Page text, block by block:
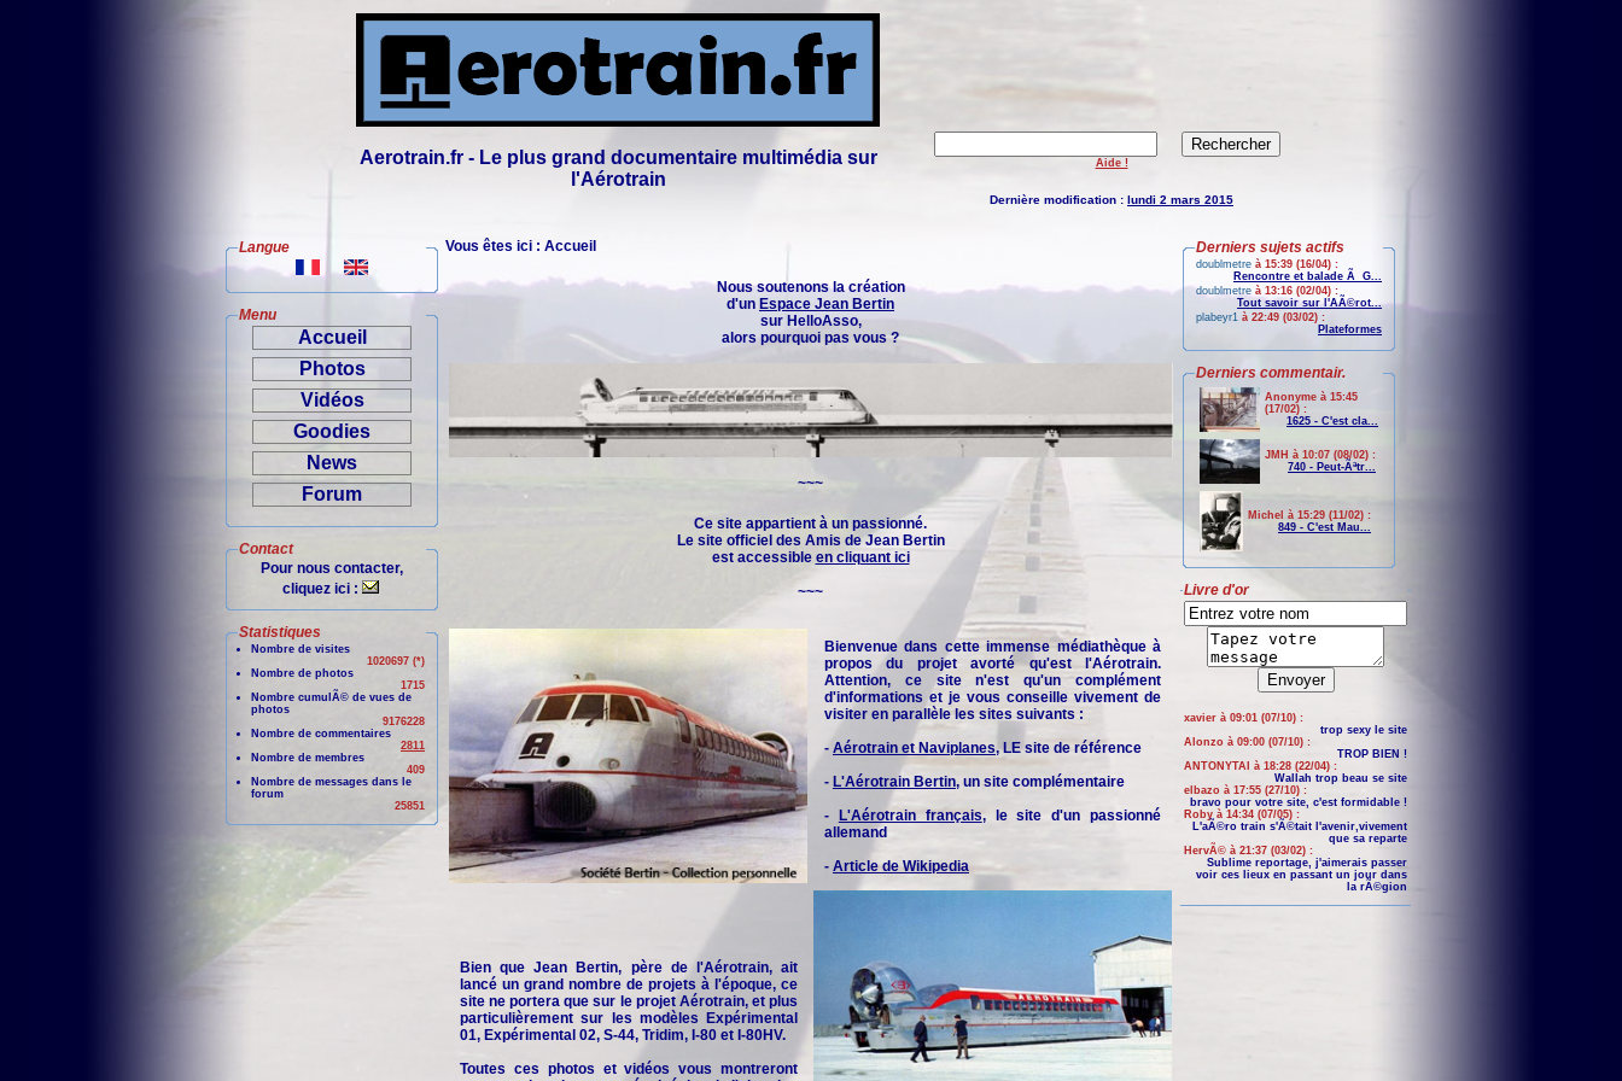
Aerotrain.fr - Le plus grand documentaire multimédia sur
l'Aérotrain
Aide !
Dernière modification : lundi 2 mars 2015
Langue
Menu
Accueil
Photos
Vidéos
Goodies
News
Forum
Contact
Pour nous contacter,
cliquez ici :
Statistiques
Nombre de visites
1020697 (*)
Nombre de photos
1715
Nombre cumulÃ© de vues de
photos
9176228
Nombre de commentaires
2811
Nombre de membres
409
Nombre de messages dans le
forum
25851
Vous êtes ici : Accueil
Nous soutenons la création
d'un Espace Jean Bertin
sur HelloAsso,
alors pourquoi pas vous ?
~~~
Ce site appartient à un passionné.
Le site officiel des Amis de Jean Bertin
est accessible en cliquant ici
~~~
Bienvenue dans cette immense médiathèque à
propos du projet avorté qu'est l'Aérotrain.
Attention, ce site n'est qu'un complément
d'informations et je vous conseille vivement de
visiter en parallèle les sites suivants :
- Aérotrain et Naviplanes, LE site de référence
- L'Aérotrain Bertin, un site complémentaire
-
L'Aérotrain français, le site d'un passionné
allemand
- Article de Wikipedia
Bien que Jean Bertin, père de l'Aérotrain, ait
lancé un grand nombre de projets à l'époque, ce
site ne portera que sur le projet Aérotrain, et plus
particulièrement sur les modèles Expérimental
01, Expérimental 02, S-44, Tridim, I-80 et I-80HV.
Toutes ces photos et vidéos vous montreront
Derniers sujets actifs
doublmetre à 15:39 (16/04) :
Rencontre et balade Ã G...
doublmetre à 13:16 (02/04) :
Tout savoir sur l'AÃ©rot...
plabeyr1 à 22:49 (03/02) :
Plateformes
Derniers commentair.
Anonyme à 15:45
(17/02) :
1625 - C'est cla...
JMH à 10:07 (08/02) :
740 - Peut-Ãªtr...
Michel à 15:29 (11/02) :
849 - C'est Mau...
Livre d'or
xavier à 09:01 (07/10) :
trop sexy le site
Alonzo à 09:00 (07/10) :
TROP BIEN !
ANTONYTAI à 18:28 (22/04) :
Wallah trop beau se site
elbazo à 17:55 (27/10) :
bravo pour votre site, c'est formidable !
Roby à 14:34 (07/05) :
L'aÃ©ro train s'Ã©tait l'avenir,vivement
que sa reparte
HervÃ© à 21:37 (03/02) :
Sublime reportage, j'aimerais passer
voir ces lieux en passant un jour dans
la rÃ©gion